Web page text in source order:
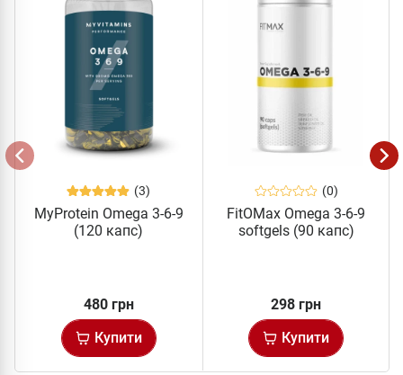
(3)
MyProtein Omega 3-6-9
(120 капс)
480 грн
Купити
(0)
FitOMax Omega 3-6-9
softgels (90 капс)
298 грн
Купити